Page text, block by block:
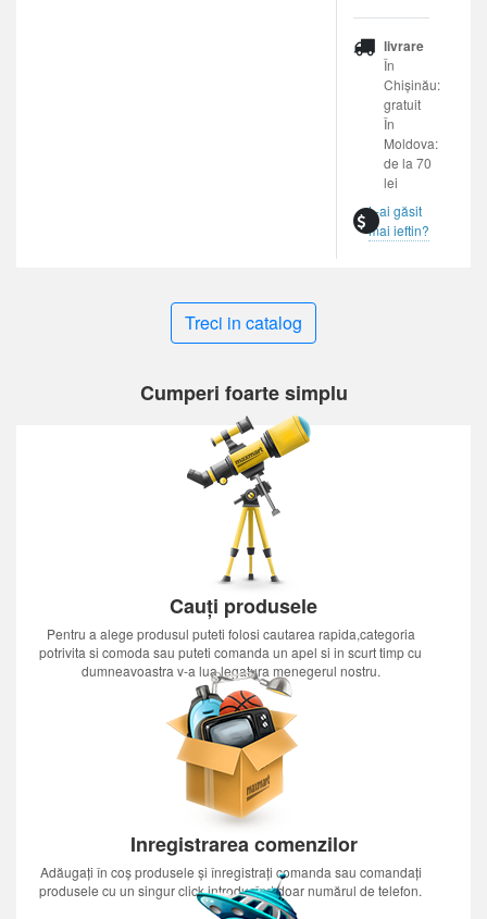
livrare
În
Chișinău:
gratuit
În
Moldova:
de la 70
lei
L-ai găsit
mai ieftin?
Treci in catalog
Cumperi foarte simplu
Cauți produsele
Pentru a alege produsul puteti folosi cautarea rapida,categoria
potrivita si comoda sau puteti comanda un apel si in scurt timp cu
dumneavoastra v-a lua legatura menegerul nostru.
Inregistrarea comenzilor
Adăugați în coș produsele și înregistrați comanda sau comandați
produsele cu un singur click introducînd doar numărul de telefon.